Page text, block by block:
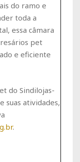
do ramo e
toda a
essa câmara
pet
e eficiente
do Sindilojas-
suas atividades,
.